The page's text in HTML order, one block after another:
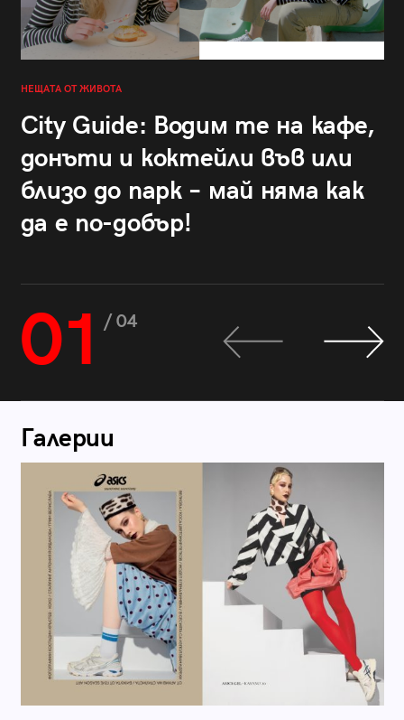
НЕЩАТА ОТ ЖИВОТА
City Guide: Водим те на кафе,
донъти и коктейли във или
близо до парк – май няма как
да е по-добър!
01 / 04
Галерии